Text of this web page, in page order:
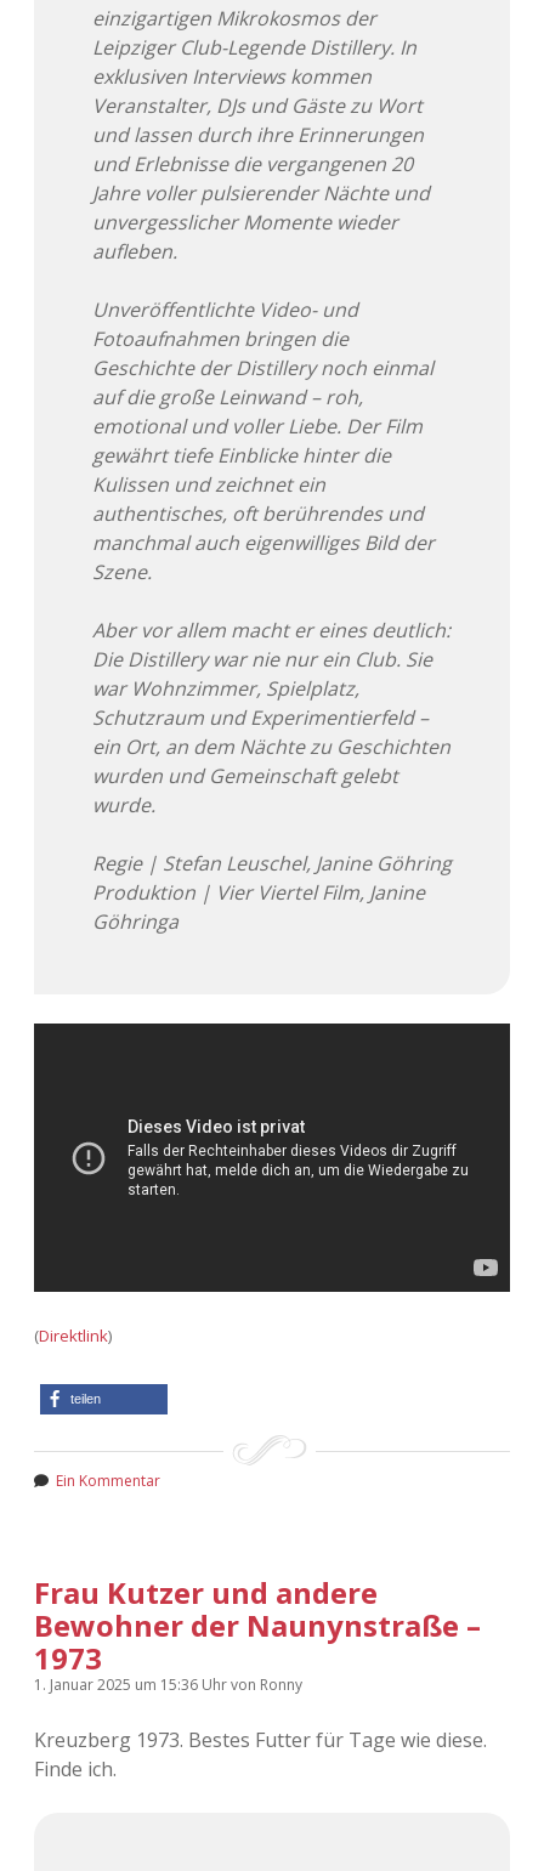
einzigartigen Mikrokosmos der
Leipziger Club-Legende Distillery. In
exklusiven Interviews kommen
Veranstalter, DJs und Gäste zu Wort
und lassen durch ihre Erinnerungen
und Erlebnisse die vergangenen 20
Jahre voller pulsierender Nächte und
unvergesslicher Momente wieder
aufleben.
Unveröffentlichte Video- und
Fotoaufnahmen bringen die
Geschichte der Distillery noch einmal
auf die große Leinwand – roh,
emotional und voller Liebe. Der Film
gewährt tiefe Einblicke hinter die
Kulissen und zeichnet ein
authentisches, oft berührendes und
manchmal auch eigenwilliges Bild der
Szene.
Aber vor allem macht er eines deutlich:
Die Distillery war nie nur ein Club. Sie
war Wohnzimmer, Spielplatz,
Schutzraum und Experimentierfeld –
ein Ort, an dem Nächte zu Geschichten
wurden und Gemeinschaft gelebt
wurde.
Regie | Stefan Leuschel, Janine Göhring
Produktion | Vier Viertel Film, Janine
Göhringa
(Direktlink)
teilen
Ein Kommentar
Frau Kutzer und andere
Bewohner der Naunynstraße –
1973
1. Januar 2025 um 15:36 Uhrvon Ronny
Kreuzberg 1973. Bestes Futter für Tage wie diese.
Finde ich.